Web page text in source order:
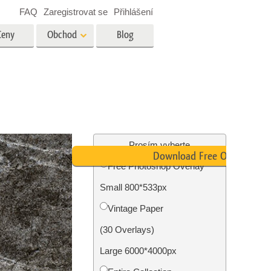
nemovitostí
Foto Obnovení Služby
Obchod Blog
FAQ Zaregistrovat se Přihlášení
Prosím vyberte
Free Photoshop Overlay
Small 800*533px
Vintage Paper
(30 Overlays)
Large 6000*4000px
Download Free Overlay